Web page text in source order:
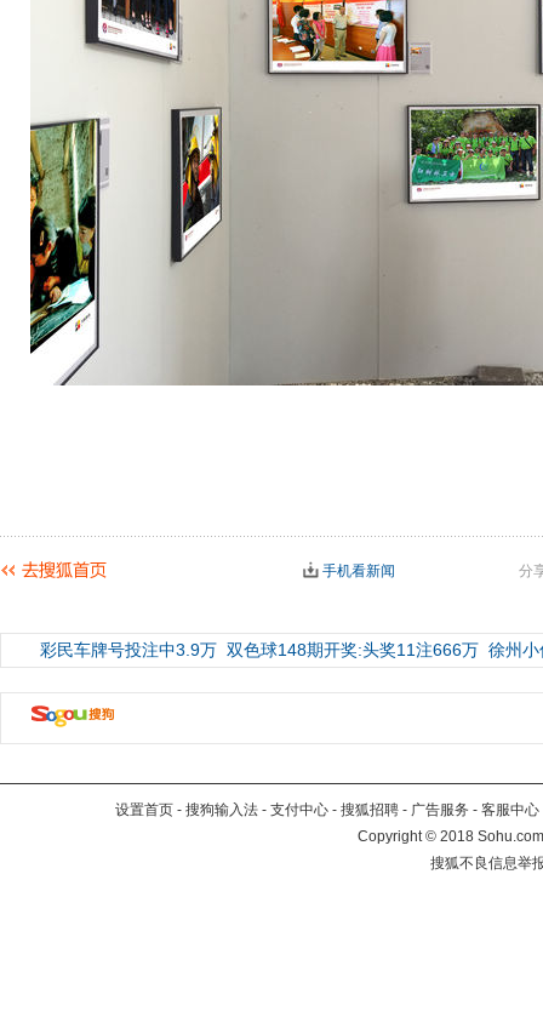
分
手机看新闻
彩民车牌号投注中3.9万 双色球148期开奖:头奖11注666万 徐州
设置首页 - 搜狗输入法 - 支付中心 - 搜狐招聘 - 广告服务 - 客服中心
Copyright©2018
搜狐不良信息举